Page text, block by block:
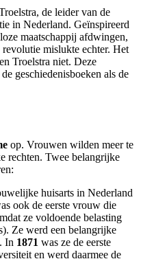
de leider van de
in Nederland. Geïnspireerd
maatschappij afdwingen,
mislukte echter. Het
Troelstra niet. Deze
geschiedenisboeken als de
op. Vrouwen wilden meer te
rechten. Twee belangrijke
huisarts in Nederland
ook de eerste vrouw die
ze voldoende belasting
Ze werd een belangrijke
. In 1871 was ze de eerste
en werd daarmee de